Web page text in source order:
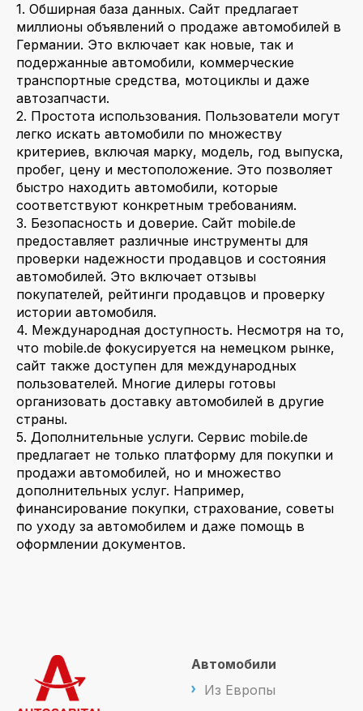
1. Обширная база данных. Сайт предлагает
миллионы объявлений о продаже автомобилей в
Германии. Это включает как новые, так и
подержанные автомобили, коммерческие
транспортные средства, мотоциклы и даже
автозапчасти.
2. Простота использования. Пользователи могут
легко искать автомобили по множеству
критериев, включая марку, модель, год выпуска,
пробег, цену и местоположение. Это позволяет
быстро находить автомобили, которые
соответствуют конкретным требованиям.
3. Безопасность и доверие. Сайт mobile.de
предоставляет различные инструменты для
проверки надежности продавцов и состояния
автомобилей. Это включает отзывы
покупателей, рейтинги продавцов и проверку
истории автомобиля.
4. Международная доступность. Несмотря на то,
что mobile.de фокусируется на немецком рынке,
сайт также доступен для международных
пользователей. Многие дилеры готовы
организовать доставку автомобилей в другие
страны.
5. Дополнительные услуги. Сервис mobile.de
предлагает не только платформу для покупки и
продажи автомобилей, но и множество
дополнительных услуг. Например,
финансирование покупки, страхование, советы
по уходу за автомобилем и даже помощь в
оформлении документов.
Автомобили
Из Европы